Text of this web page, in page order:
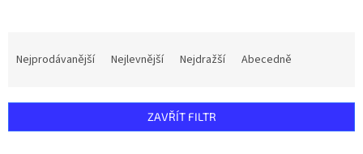
í
Nejprodávanější Nejlevnější Nejdražší Abecedně
ZAVŘÍT FILTR